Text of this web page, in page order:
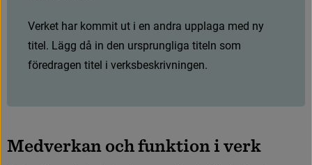
Verket har kommit ut i en andra upplaga med ny
titel. Lägg då in den ursprungliga titeln som
föredragen titel i verksbeskrivningen.
Medverkanochfunktioniverk